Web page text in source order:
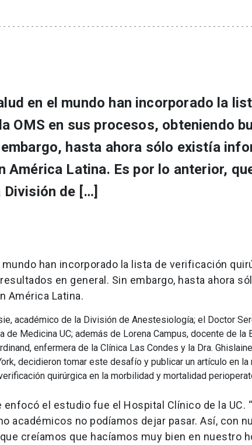
en el mundo han incorporado la
OMS en sus procesos, obteniendo
hasta ahora sólo existía
América Latina. Es por lo anterior,
de […]
han incorporado la lista de verificación
en general. Sin embargo, hasta ahora
América Latina.
académico de la División de Anestesiología; el Doctor
de Medicina UC; además de Lorena Campus, docente de la
enfermera de la Clínica Las Condes y la Dra.
decidieron tomar este desafío y publicar un artículo en
quirúrgica en la morbilidad y mortalidad
el estudio fue el Hospital Clínico de la UC.
académicos no podíamos dejar pasar. Así, con
creíamos que hacíamos muy bien en nuestro